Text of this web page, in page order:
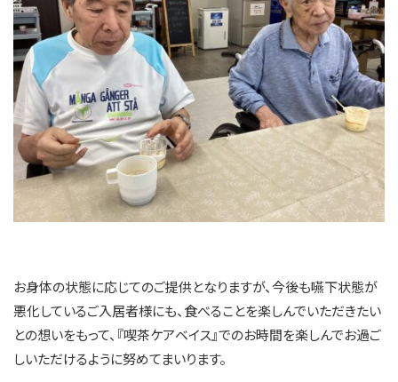
お身体の状態に応じてのご提供となりますが、今後も嚥下状態が
悪化しているご入居者様にも、食べることを楽しんでいただきたい
との想いをもって、『喫茶ケアベイス』でのお時間を楽しんでお過ご
しいただけるように努めてまいります。